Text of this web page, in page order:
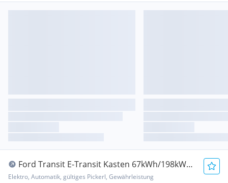
Ford Transit E-Transit Kasten 67kWh/198kW
L3H2 350 Trend exk... Transporter / Kastenwagen
Elektro, Automatik, gültiges Pickerl, Gewährleistung